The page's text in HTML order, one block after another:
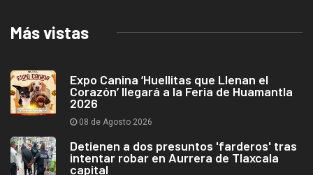
Más vistas
Expo Canina ‘Huellitas que Llenan el
Corazón’ llegará a la Feria de Huamantla
2026
08 de Agosto 2026
Detienen a dos presuntos 'farderos' tras
intentar robar en Aurrera de Tlaxcala
capital